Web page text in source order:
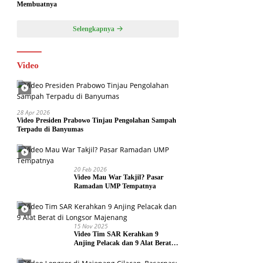
Membuatnya
Selengkapnya
Video
28 Apr 2026
Video Presiden Prabowo Tinjau Pengolahan Sampah
Terpadu di Banyumas
20 Feb 2026
Video Mau War Takjil? Pasar
Ramadan UMP Tempatnya
15 Nov 2025
Video Tim SAR Kerahkan 9
Anjing Pelacak dan 9 Alat Berat